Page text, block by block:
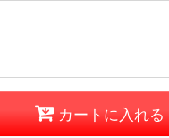
カートに入れる